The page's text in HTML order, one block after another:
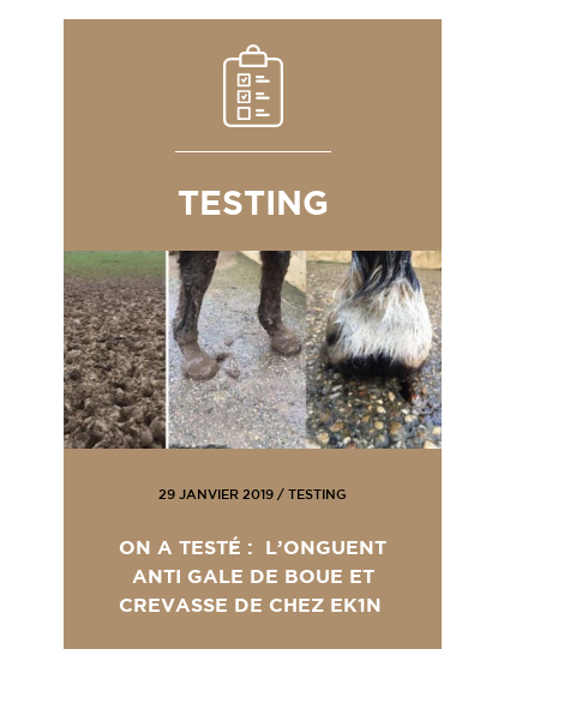
TESTING
29 JANVIER 2019 / TESTING
ON A TESTÉ : L’ONGUENT
ANTI GALE DE BOUE ET
CREVASSE DE CHEZ EK1N